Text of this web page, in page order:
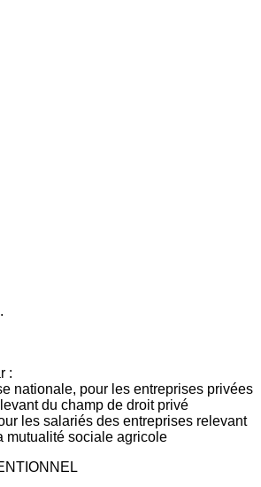
:
nationale, pour les entreprises privées
du champ de droit privé
les salariés des entreprises relevant
mutualité sociale agricole